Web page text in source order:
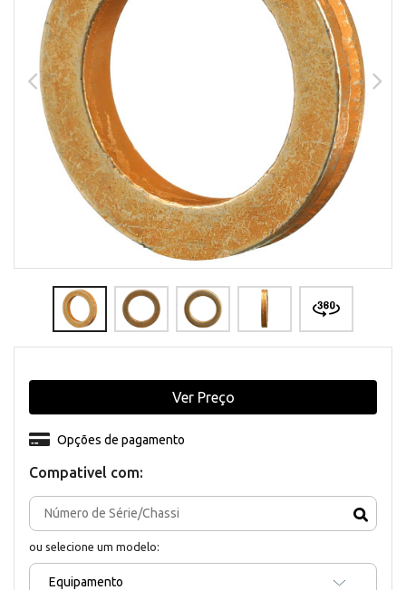
Compativel com:
ou selecione um modelo:
Equipamento
Opções de pagamento
Ver Preço